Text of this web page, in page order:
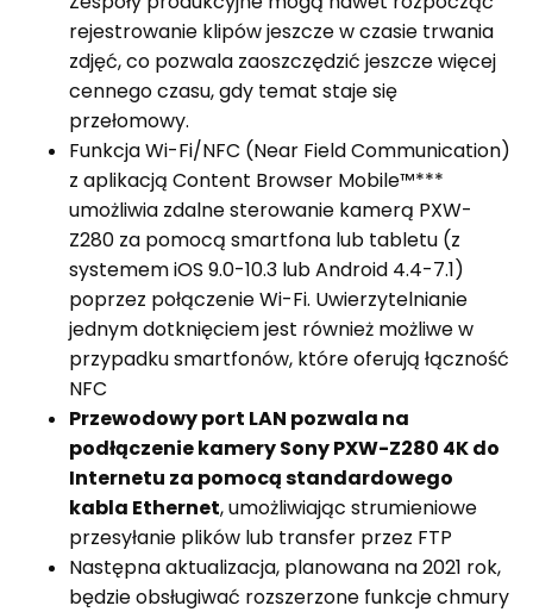
rejestrowanie klipów jeszcze w czasie trwania
zdjęć, co pozwala zaoszczędzić jeszcze więcej
cennego czasu, gdy temat staje się
przełomowy.
Funkcja Wi-Fi/NFC (Near Field Communication)
z aplikacją Content Browser Mobile™***
umożliwia zdalne sterowanie kamerą PXW-
Z280 za pomocą smartfona lub tabletu (z
systemem iOS 9.0-10.3 lub Android 4.4-7.1)
poprzez połączenie Wi-Fi. Uwierzytelnianie
jednym dotknięciem jest również możliwe w
przypadku smartfonów, które oferują łączność
NFC
Przewodowy port LAN pozwala na
podłączenie kamery Sony PXW-Z280 4K do
Internetu za pomocą standardowego
kabla Ethernet, umożliwiając strumieniowe
przesyłanie plików lub transfer przez FTP
Następna aktualizacja, planowana na 2021 rok,
będzie obsługiwać rozszerzone funkcje chmury